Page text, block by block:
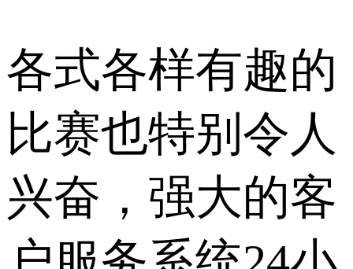
各式各样有趣的
比赛也特别令人
兴奋，强大的客